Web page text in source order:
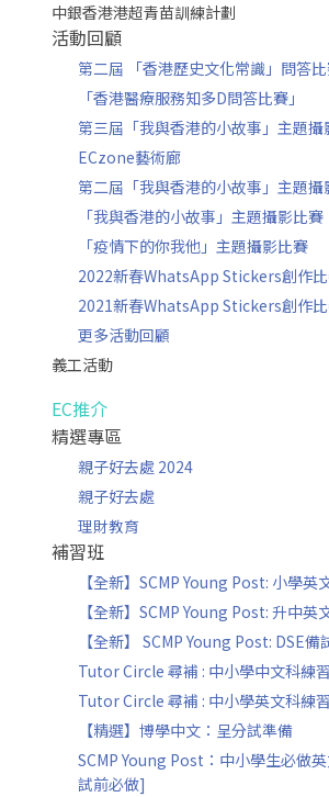
中銀香港港超青苗訓練計劃
活動回顧
第二屆 「香港歷史文化常識」問答
「香港醫療服務知多D問答比賽」
第三屆「我與香港的小故事」主題攝
ECzone藝術廊
第二屆「我與香港的小故事」主題攝
「我與香港的小故事」主題攝影比賽
「疫情下的你我他」主題攝影比賽
2022新春WhatsApp Stickers創作
2021新春WhatsApp Stickers創作
更多活動回顧
義工活動
EC推介
精選專區
親子好去處 2024
親子好去處
理財教育
補習班
【全新】SCMP Young Post: 小學英
【全新】SCMP Young Post: 升中英
【全新】 SCMP Young Post: DSE
Tutor Circle 尋補 : 中小學中文科練
Tutor Circle 尋補 : 中小學英文科練
【精選】博學中文：呈分試準備
SCMP Young Post：中小學生必做
試前必做]